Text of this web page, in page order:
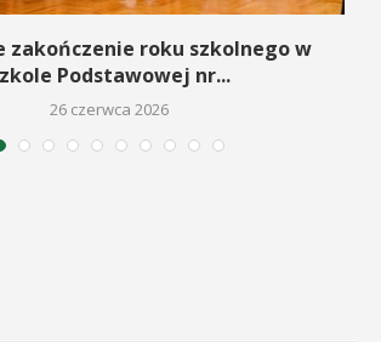
zakończenie roku szkolnego w
Podstawowej nr...
26 czerwca 2026